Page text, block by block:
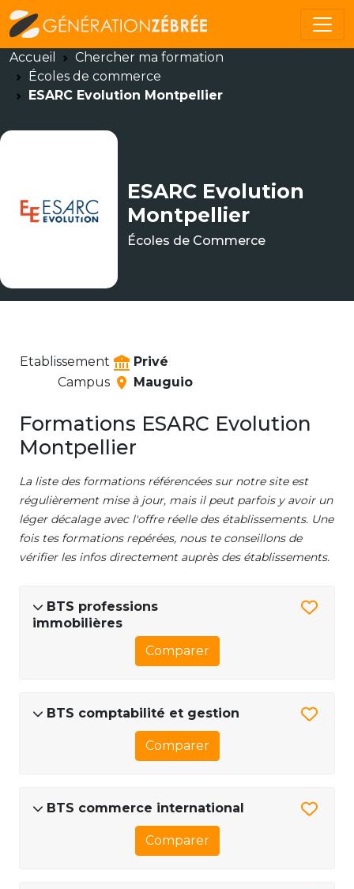
Accueil
Chercher ma formation
Écoles de commerce
ESARC Evolution Montpellier
ESARC Evolution
Montpellier
Écoles de Commerce
Etablissement
Privé
Campus
Mauguio
Formations ESARC Evolution
Montpellier
La liste des formations référencées sur notre site est
régulièrement mise à jour, mais il peut parfois y avoir un
léger décalage avec l'offre réelle des établissements. Une
fois tes formations repérées, nous te conseillons de
vérifier les infos directement auprès des établissements.
BTS professions
immobilières
Comparer
BTS comptabilité et gestion
Comparer
BTS commerce international
Comparer